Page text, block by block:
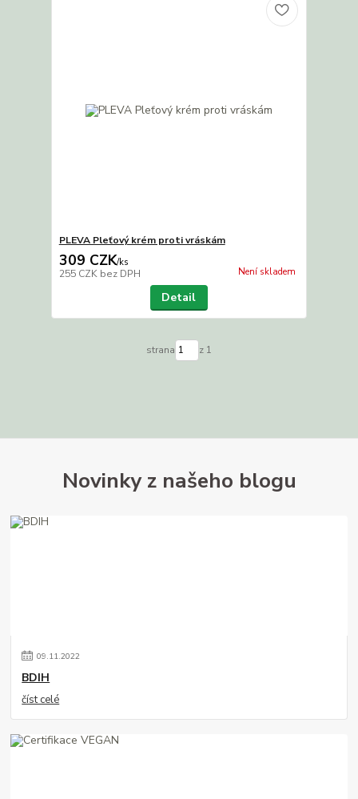
PLEVA Pleťový krém proti vráskám
309 CZK/ks
255 CZK bez DPH Není skladem
Detail
strana z 1
Novinky z našeho blogu
09.11.2022
BDIH
číst celé